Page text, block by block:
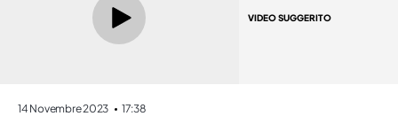
VIDEO SUGGERITO
14 Novembre 2023 17:38